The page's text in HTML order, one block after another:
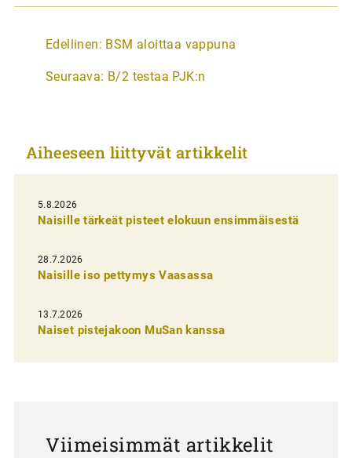
A
t
k
e
l
i
e
n
e
Edellinen: BSM aloittaa vappuna
Seuraava: B/2 testaa PJK:n
Aiheeseen liittyvät artikkelit
5.8.2026
Naisille tärkeät pisteet elokuun ensimmäisestä
28.7.2026
Naisille iso pettymys Vaasassa
13.7.2026
Naiset pistejakoon MuSan kanssa
Viimeisimmät artikkelit